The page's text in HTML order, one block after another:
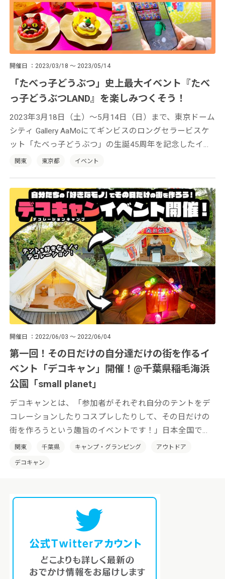
開催日 2023/03/18 ～ 2023/05/14
「たべっ子どうぶつ」史上最大イベント『たべ
っ子どうぶつLAND』を楽しみつくそう！
2023年3月18日（土）〜5月14日（日）まで、東京ドーム
シティ Gallery AaMoにてギンビスのロングセラービスケ
ット「たべっ子どうぶつ」の生誕45周年を記念したイベ
ント『たべっ子どうぶつLAND』が開催中。多彩なコンテ
関東 東京都 イベント
開催日 2022/06/03 ～ 2022/06/04
第一回！その日だけの自分達だけの街を作るイ
ベント「デコキャン」開催！@千葉県稲毛海浜
公園「small planet」
デコキャンとは、「参加者がそれぞれ自分のテントをデ
コレーションしたりコスプレしたりして、その日だけの
街を作ろうという趣旨のイベントです！」日本全国でそ
の土地の特性を活かした「デコキャン」を開催していき
たいと考えております。
関東 千葉県 キャンプ・グランピング アウトドア
デコキャン